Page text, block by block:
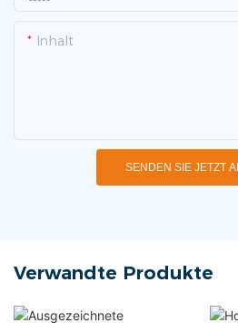
Inhalt
SENDEN SIE JETZT
Verwandte Produkte